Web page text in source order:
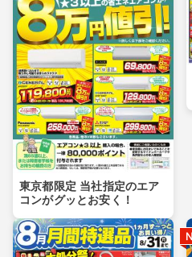
東京都限定 当社指定のエア
コンがグッとお安く！